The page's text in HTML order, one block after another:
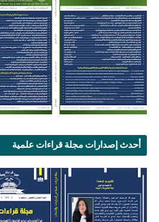
أحدث إصدارات مجلة قراءات علمية